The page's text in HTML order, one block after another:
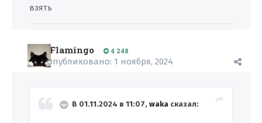
взять
Flamingo 4 248
Опубликовано: 1 ноября, 2024
В 01.11.2024 в 11:07, waka сказал: